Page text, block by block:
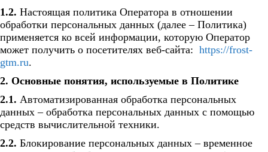
1.2. Настоящая политика Оператора в отношении
обработки персональных данных (далее – Политика)
применяется ко всей информации, которую Оператор
может получить о посетителях веб-сайта: https://frost-
gtm.ru.
2. Основные понятия, используемые в Политике
2.1. Автоматизированная обработка персональных
данных – обработка персональных данных с помощью
средств вычислительной техники.
2.2. Блокирование персональных данных – временное